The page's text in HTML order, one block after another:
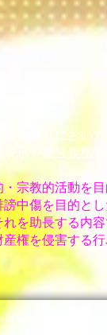
い限りにおい
表示や報告義務
宗教的活動を
中傷を目的と
を助長する内
権を侵害する
Wix.co